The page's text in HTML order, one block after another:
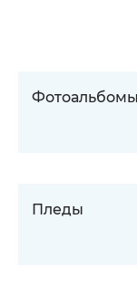
Фотоальбомы
Пледы